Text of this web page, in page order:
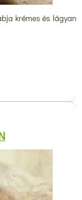
krémes és lágyan